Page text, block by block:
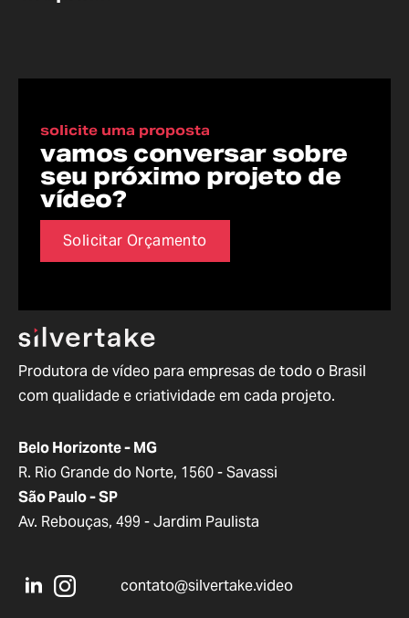
solicite uma proposta
vamos conversar sobre
seu próximo projeto de
vídeo?
Solicitar Orçamento
Produtora de vídeo para empresas de todo o Brasil
com qualidade e criatividade em cada projeto.
Belo Horizonte - MG
R. Rio Grande do Norte, 1560 - Savassi
São Paulo - SP
Av. Rebouças, 499 - Jardim Paulista
contato@silvertake.video